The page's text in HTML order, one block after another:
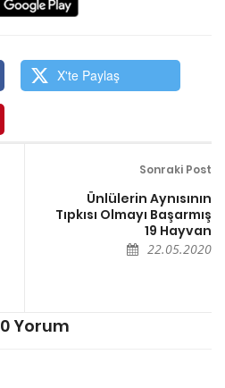
X'te Paylaş
Sonraki Post
Ünlülerin Aynısının
Tıpkısı Olmayı Başarmış
19 Hayvan
22.05.2020
0 Yorum